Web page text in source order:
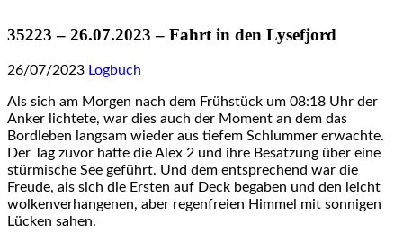
35223 – 26.07.2023 – Fahrt in den Lysefjord
26/07/2023 Logbuch
Als sich am Morgen nach dem Frühstück um 08:18 Uhr der
Anker lichtete, war dies auch der Moment an dem das
Bordleben langsam wieder aus tiefem Schlummer erwachte.
Der Tag zuvor hatte die Alex 2 und ihre Besatzung über eine
stürmische See geführt. Und dem entsprechend war die
Freude, als sich die Ersten auf Deck begaben und den leicht
wolkenverhangenen, aber regenfreien Himmel mit sonnigen
Lücken sahen.